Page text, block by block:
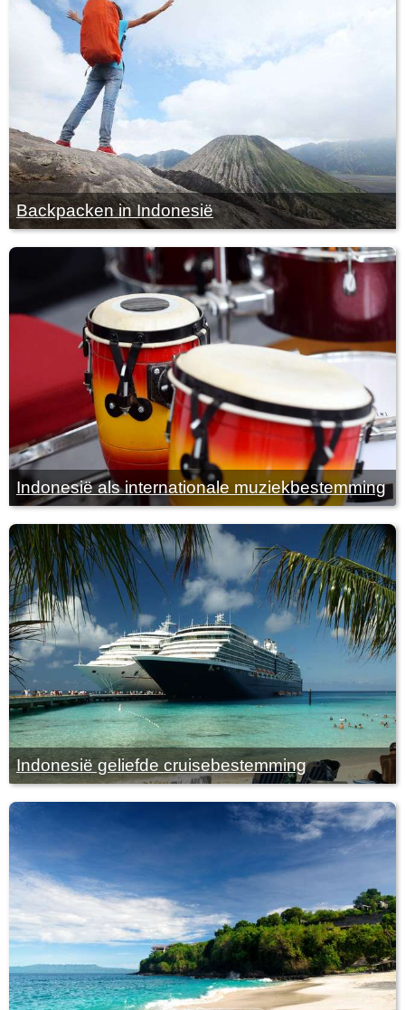
Backpacken in Indonesië
Indonesië als internationale muziekbestemming
Indonesië geliefde cruisebestemming